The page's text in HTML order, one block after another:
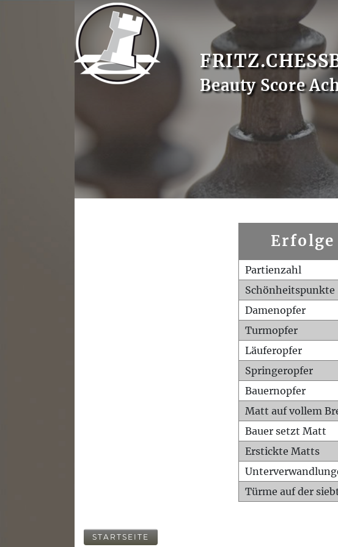
Beauty Score
Partienzahl
Schönheitspunkte
Damenopfer
Turmopfer
Läuferopfer
Springeropfer
Bauernopfer
Matt auf vollem
Bauer setzt Matt
Erstickte Matts
Türme auf der
STARTSEITE